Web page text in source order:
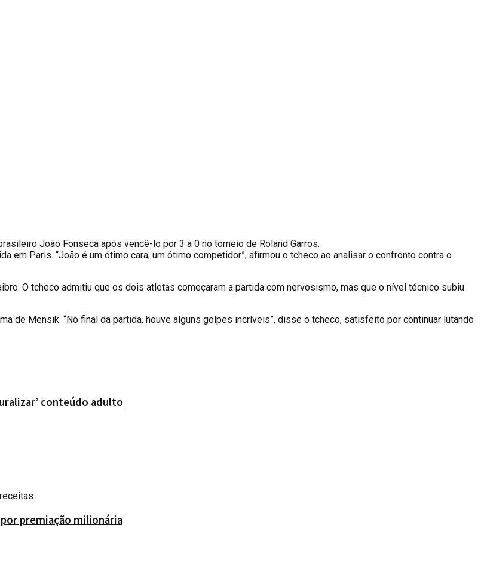
João Fonseca após vencê-lo por 3 a 0 no torneio de Roland Garros.
em Paris. “João é um ótimo cara, um ótimo competidor”, afirmou o tcheco ao analisar o confronto contra o
O tcheco admitiu que os dois atletas começaram a partida com nervosismo, mas que o nível técnico subiu
de Mensik. “No final da partida, houve alguns golpes incríveis”, disse o tcheco, satisfeito por continuar lutando
conteúdo adulto
premiação milionária